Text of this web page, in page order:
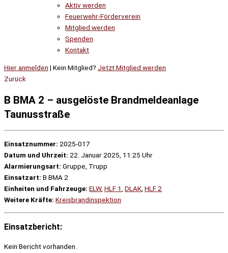
Aktiv werden
Feuerwehr-Förderverein
Mitglied werden
Spenden
Kontakt
Hier anmelden | Kein Mitglied? Jetzt Mitglied werden
Zurück
B BMA 2 – ausgelöste Brandmeldeanlage
Taunusstraße
Einsatznummer: 2025-017
Datum und Uhrzeit: 22. Januar 2025, 11:25 Uhr
Alarmierungsart: Gruppe, Trupp
Einsatzart: B BMA 2
Einheiten und Fahrzeuge: ELW, HLF 1 DLAK HLF 2
Weitere Kräfte: Kreisbrandinspektion
Einsatzbericht:
Kein Bericht vorhanden.